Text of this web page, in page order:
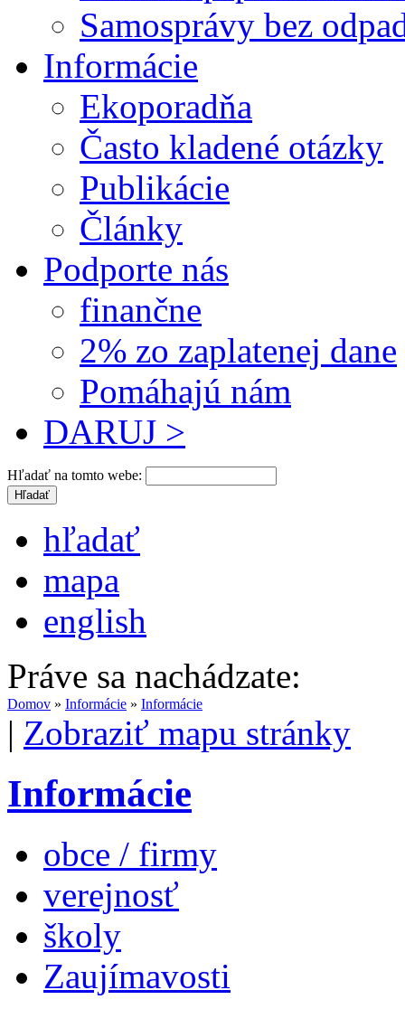
Samosprávy bez
Informácie
Ekoporadňa
Často kladené otázky
Publikácie
Články
Podporte nás
finančne
2% zo zaplatenej dane
Pomáhajú nám
DARUJ >
Hľadať na tomto webe:
hľadať
mapa
english
Práve sa nachádzate:
Domov » Informácie » Informácie
| Zobraziť mapu stránky
Informácie
obce / firmy
verejnosť
školy
Zaujímavosti